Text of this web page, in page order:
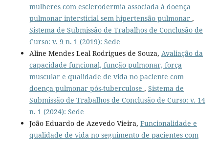
mulheres com esclerodermia associada à doença
pulmonar intersticial sem hipertensão pulmonar ,
Sistema de Submissão de Trabalhos de Conclusão de
Curso: v. 9 n. 1 (2019): Sede
Aline Mendes Leal Rodrigues de Souza, Avaliação da
capacidade funcional, função pulmonar, força
muscular e qualidade de vida no paciente com
doença pulmonar pós-tuberculose , Sistema de
Submissão de Trabalhos de Conclusão de Curso: v. 14
n. 1 (2024): Sede
João Eduardo de Azevedo Vieira, Funcionalidade e
qualidade de vida no seguimento de pacientes com